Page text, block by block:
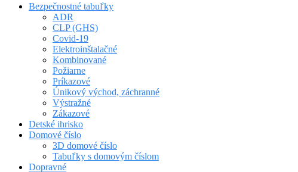
Bezpečnostné tabuľky
ADR
CLP (GHS)
Covid-19
Elektroinštalačné
Kombinované
Požiarne
Príkazové
Únikový východ, záchranné
Výstražné
Zákazové
Detské ihrisko
Domové číslo
3D domové číslo
Tabuľky s domovým číslom
Dopravné